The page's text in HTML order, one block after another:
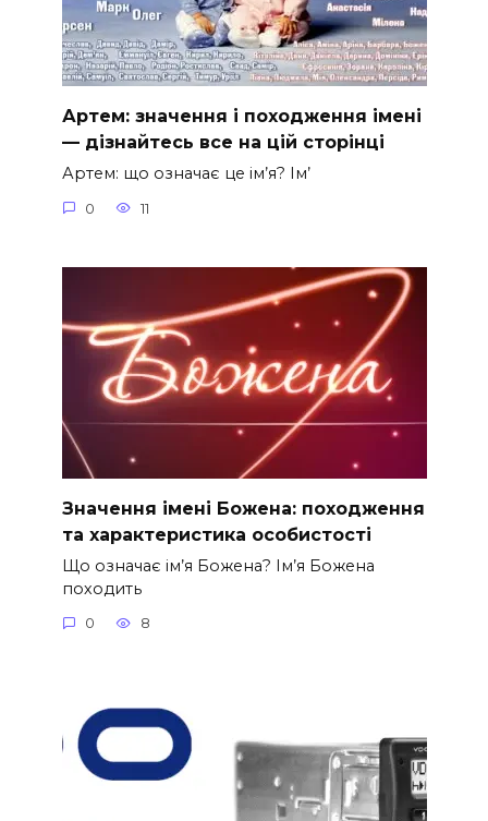
Артем: значення і походження імені
— дізнайтесь все на цій сторінці
Артем: що означає це ім’я? Ім’
0 11
Значення імені Божена: походження
та характеристика особистості
Що означає ім’я Божена? Ім’я Божена
походить
0 8